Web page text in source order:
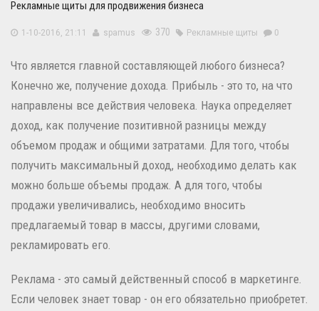
Рекламные щиты для продвижения бизнеса
1-10-2016, 21:11 spamus 370 Рекламные щиты 0
Что является главной составляющей любого бизнеса?
Конечно же, получение дохода. Прибыль - это то, на что
направлены все действия человека. Наука определяет
доход, как получение позитивной разницы между
объемом продаж и общими затратами. Для того, чтобы
получить максимальный доход, необходимо делать как
можно больше объемы продаж. А для того, чтобы
продажи увеличивались, необходимо вносить
предлагаемый товар в массы, другими словами,
рекламировать его.
Реклама - это самый действенный способ в маркетинге.
Если человек знает товар - он его обязательно приобретет.